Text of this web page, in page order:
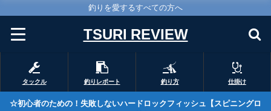
釣りを愛するすべての方へ
TSURI REVIEW
タックル 釣りレポート 釣り方 仕掛け
☆初心者のための！失敗しないハードロックフィッシュ【スピニングロ